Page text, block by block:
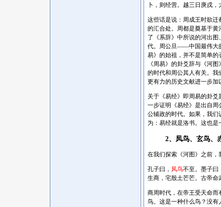
卜，则经营。越三日庚戌
这些话是说：周成王时欲
的汇合处。周都是奠基于
了《系辞》中所说的河出
代。周公旦――中国最伟大
易》的始祖，并不是简单
《周易》的卦爻辞与《河
的时代和周公其人有关。
更有力的历史文献进一步加
关于《易经》即周易的卦
一步证明《易经》是出自
公辅政的时代。如果，我
为：易经就是洛书。这也
2、凤鸟、玄鸟、
在我们探索《河图》之前
孔子曰， 凤鸟不至。墨子曰
生商，宅殷土芒芒。古帝命
商周时代，在帝王受天命
鸟。这是一种什么鸟？没